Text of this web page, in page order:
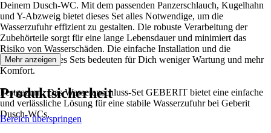
Deinem Dusch-WC. Mit dem passenden Panzerschlauch, Kugelhahn
und Y-Abzweig bietet dieses Set alles Notwendige, um die
Wasserzufuhr effizient zu gestalten. Die robuste Verarbeitung der
Zubehörteile sorgt für eine lange Lebensdauer und minimiert das
Risiko von Wasserschäden. Die einfache Installation und die
Beständigkeit des Sets bedeuten für Dich weniger Wartung und mehr
Komfort.
Festgezurrt: Das Wasseranschluss-Set GEBERIT bietet eine einfache
und verlässliche Lösung für eine stabile Wasserzufuhr bei Geberit
Dusch-WCs.
Mehr anzeigen
Produktsicherheit
Bereich überspringen